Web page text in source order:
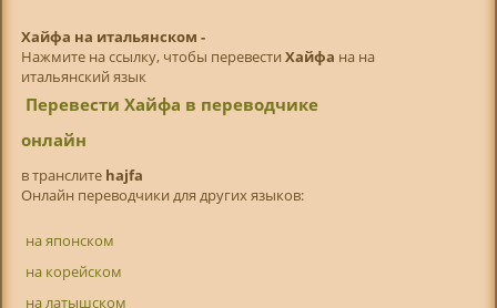
Хайфа на итальянском -
Нажмите на ссылку, чтобы перевести Хайфа на на
итальянский язык
Перевести Хайфа в переводчике
онлайн
в транслитe hajfa
Онлайн переводчики для других языков:
на японском
на корейском
на латышском